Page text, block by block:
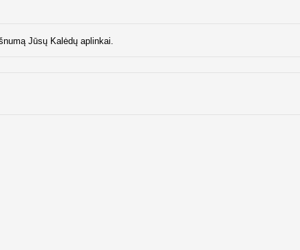
Jūsų Kalėdų aplinkai.